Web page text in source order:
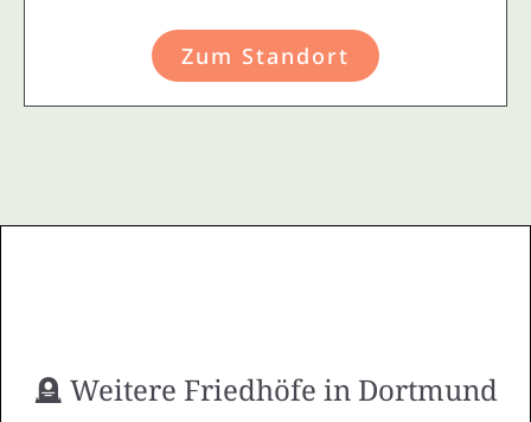
Zum Standort
🪦 Weitere Friedhöfe in Dortmund